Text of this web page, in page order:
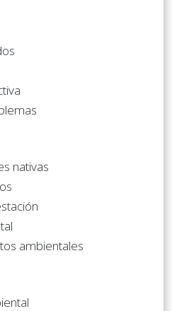
nativas
ambientales